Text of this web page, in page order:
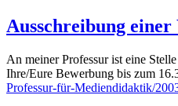
Ausschreibung
An meiner Professur ist eine
Ihre/Eure Bewerbung bis zum
Professur-für-Mediendidaktik/